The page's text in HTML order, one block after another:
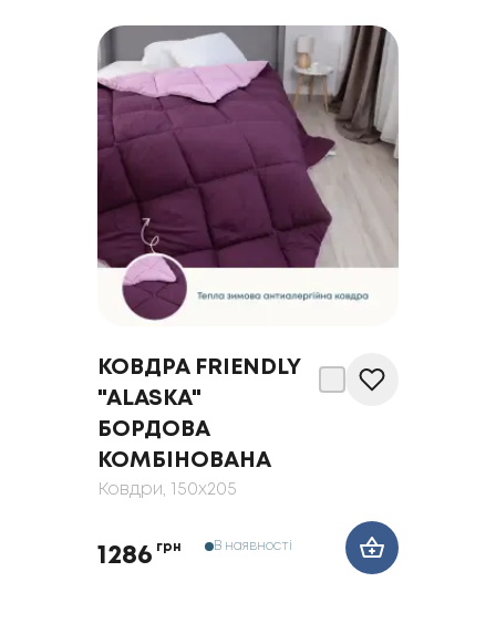
КОВДРА FRIENDLY
"ALASKA"
БОРДОВА
КОМБІНОВАНА
Ковдри, 150x205
1286 грн В наявності